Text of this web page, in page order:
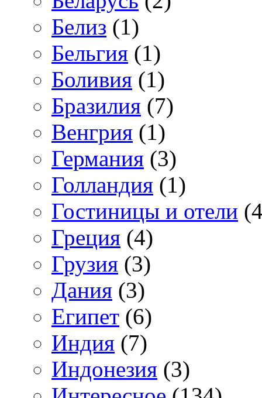
Белиз (1)
Бельгия (1)
Боливия (1)
Бразилия (7)
Венгрия (1)
Германия (3)
Голландия (1)
Гостиницы и отели
Греция (4)
Грузия (3)
Дания (3)
Египет (6)
Индия (7)
Индонезия (3)